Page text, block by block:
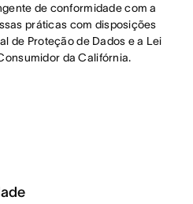
de conformidade com a
práticas com disposições
de Proteção de Dados e a Lei
da Califórnia.